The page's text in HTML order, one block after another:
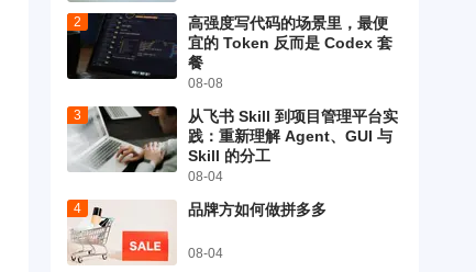
高强度写代码的场景里，最便
宜的 Token 反而是 Codex 套
餐
08-08
从飞书 Skill 到项目管理平台实
践：重新理解 Agent、GUI 与
Skill 的分工
08-04
品牌方如何做拼多多
08-04